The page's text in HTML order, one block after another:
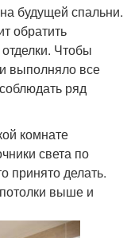
будущей спальни.
обратить
Чтобы
выполняло все
ряд
комнате
света по
принято делать.
выше и